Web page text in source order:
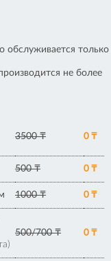
обслуживается только
не более
3500 ₸ 0 ₸
500 ₸ 0 ₸
1000 ₸ 0 ₸
500/700 ₸ 0 ₸